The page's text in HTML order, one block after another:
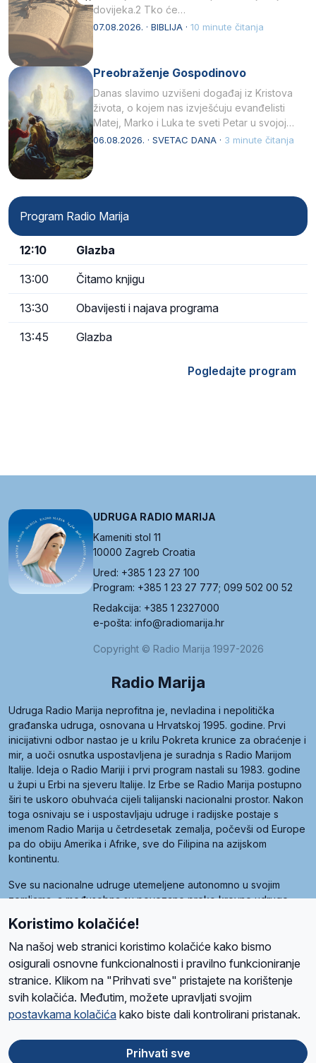
dovijeka.2 Tko će…
07.08.2026. · BIBLIJA · 10 minute čitanja
Preobraženje Gospodinovo
Danas slavimo uzvišeni događaj iz Kristova
života, o kojem nas izvješćuju evanđelisti
Matej, Marko i Luka te sveti Petar u svojoj
drugoj…
06.08.2026. · SVETAC DANA · 3 minute čitanja
Program Radio Marija
12:10 Glazba
13:00 Čitamo knjigu
13:30 Obavijesti i najava programa
13:45 Glazba
Pogledajte program
UDRUGA RADIO MARIJA
Kameniti stol 11
10000 Zagreb Croatia
Ured: +385 1 23 27 100
Program: +385 1 23 27 777; 099 502 00 52
Redakcija: +385 1 2327000
e-pošta: info@radiomarija.hr
Copyright © Radio Marija 1997-2026
Radio Marija
Udruga Radio Marija neprofitna je, nevladina i nepolitička
građanska udruga, osnovana u Hrvatskoj 1995. godine. Prvi
inicijativni odbor nastao je u krilu Pokreta krunice za obraćenje i
mir, a uoči osnutka uspostavljena je suradnja s Radio Marijom
Italije. Ideja o Radio Mariji i prvi program nastali su 1983. godine
u župi u Erbi na sjeveru Italije. Iz Erbe se Radio Marija postupno
širi te uskoro obuhvaća cijeli talijanski nacionalni prostor. Nakon
toga osnivaju se i uspostavljaju udruge i radijske postaje s
imenom Radio Marija u četrdesetak zemalja, počevši od Europe
pa do obiju Amerika i Afrike, sve do Filipina na azijskom
kontinentu.
Sve su nacionalne udruge utemeljene autonomno u svojim
zemljama, a međusobna su povezane preko krovne udruge
Radio Maria). Svjetsku obitelj utemeljilo je sedam članica, među
kojima je i hrvatska Udruga Radio Marija.
O namaRadio ProgramVolonteriPrijateljiKontaktPravila privatnosti
Ova stranica je zaštićena Google reCAPTCHA sustavom
Koristimo kolačiće!
Na našoj web stranici koristimo kolačiće kako bismo
osigurali osnovne funkcionalnosti i pravilno funkcioniranje
stranice. Klikom na "Prihvati sve" pristajete na korištenje
svih kolačića. Međutim, možete upravljati svojim
postavkama kolačića kako biste dali kontrolirani pristanak.
Prihvati sve